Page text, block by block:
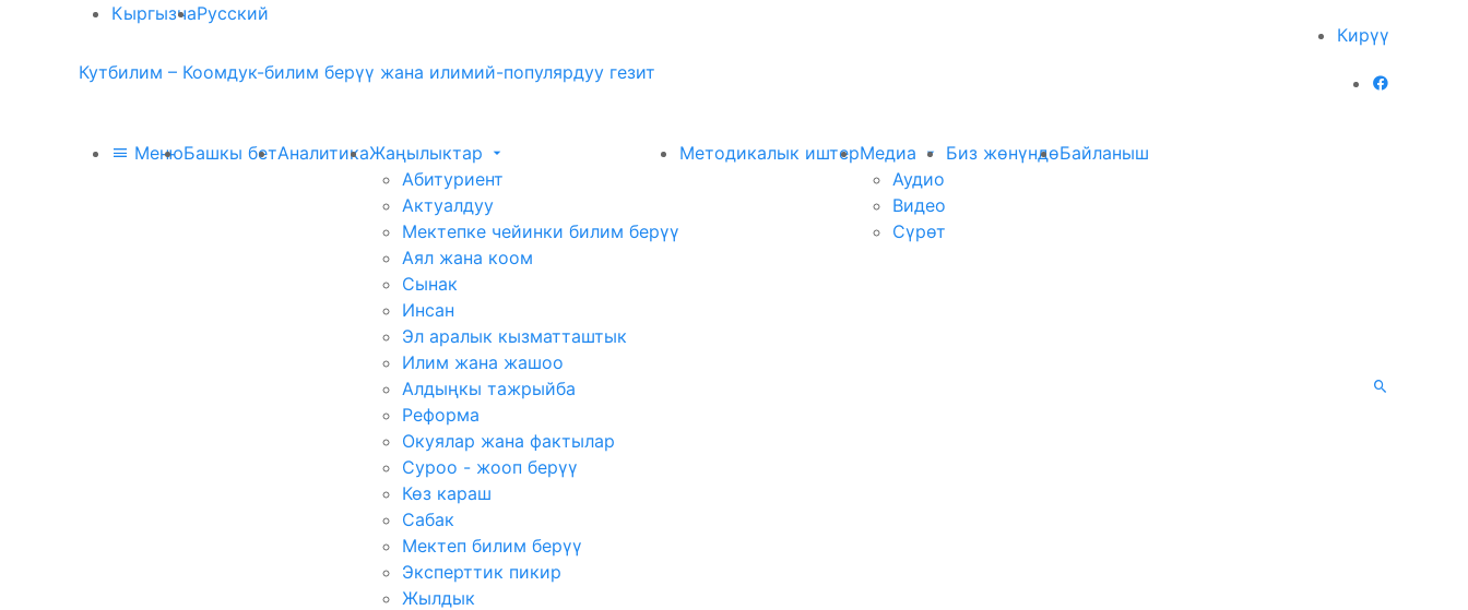
КыргызчаРусский
Кирүү
Кутбилим – Коомдук-билим берүү жана илимий-популярдуу гезит
МенюБашкы бетАналитикаЖаңылыктар
Абитуриент
Актуалдуу
Мектепке чейинки билим берүү
Аял жана коом
Сынак
Инсан
Эл аралык кызматташтык
Илим жана жашоо
Алдыңкы тажрыйба
Реформа
Окуялар жана фактылар
Суроо - жооп берүү
Көз караш
Сабак
Мектеп билим берүү
Эксперттик пикир
Жылдык
Методикалык иштерМедиа
Аудио
Видео
Сүрөт
Биз жөнүндөБайланыш